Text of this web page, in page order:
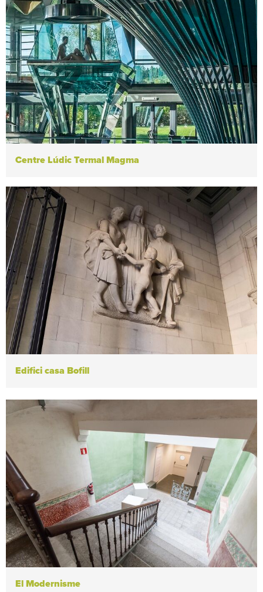
Centre Lúdic Termal Magma
Edifici casa Bofill
El Modernisme